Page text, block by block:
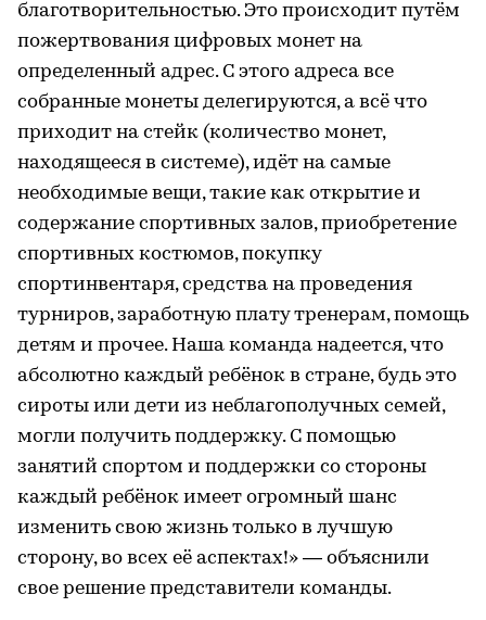
благотворительностью. Это происходит путём
пожертвования цифровых монет на
определенный адрес. С этого адреса все
собранные монеты делегируются, а всё что
приходит на стейк (количество монет,
находящееся в системе), идёт на самые
необходимые вещи, такие как открытие и
содержание спортивных залов, приобретение
спортивных костюмов, покупку
спортинвентаря, средства на проведения
турниров, заработную плату тренерам, помощь
детям и прочее. Наша команда надеется, что
абсолютно каждый ребёнок в стране, будь это
сироты или дети из неблагополучных семей,
могли получить поддержку. С помощью
занятий спортом и поддержки со стороны
каждый ребёнок имеет огромный шанс
изменить свою жизнь только в лучшую
сторону, во всех её аспектах!» — объяснили
свое решение представители команды.